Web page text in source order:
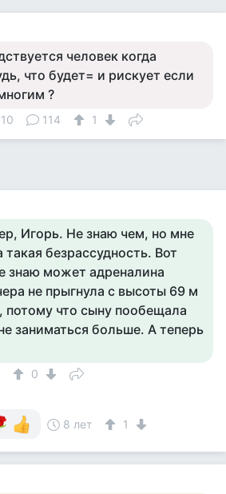
человек когда
что будет= и рискует если
?
114 1
Игорь. Не знаю чем, но мне
такая безрассудность. Вот
знаю может адреналина
не прыгнула с высоты 69 м
потому что сыну пообещала
заниматься больше. А теперь
0
8 лет
1